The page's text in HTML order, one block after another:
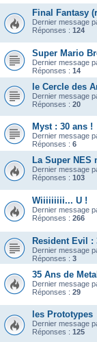
Final Fantasy
Dernier message
Réponses : 124
Super Mario
Dernier message
Réponses : 14
le Cercle des
Dernier message
Réponses : 20
Myst : 30 ans !
Dernier message
Réponses : 6
La Super NES
Dernier message
Réponses : 103
Wiiiiiiiii... U !
Dernier message
Réponses : 266
Resident Evil :
Dernier message
Réponses : 3
35 Ans de
Dernier message
Réponses : 29
les Prototypes
Dernier message
Réponses : 125